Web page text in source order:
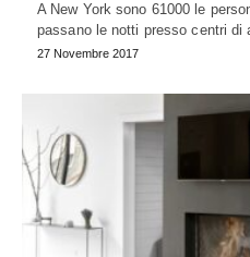
A New York sono 61000 le
passano le notti presso centri
27 Novembre 2017